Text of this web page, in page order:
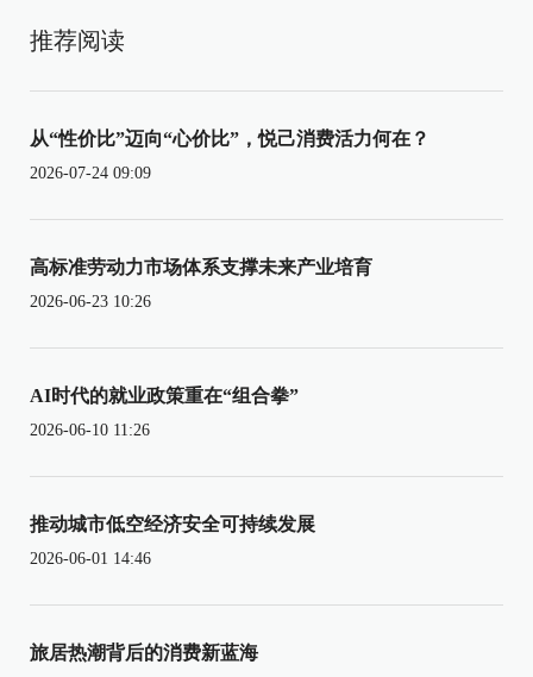
推荐阅读
从“性价比”迈向“心价比”，悦己消费活力何在？
2026-07-24 09:09
高标准劳动力市场体系支撑未来产业培育
2026-06-23 10:26
AI时代的就业政策重在“组合拳”
2026-06-10 11:26
推动城市低空经济安全可持续发展
2026-06-01 14:46
旅居热潮背后的消费新蓝海